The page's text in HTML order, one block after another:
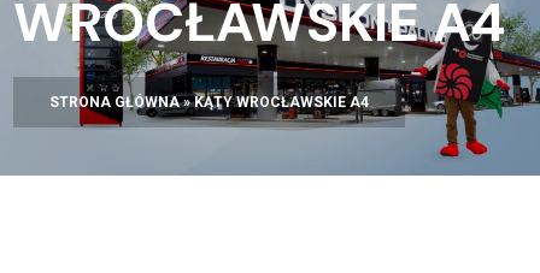
WROCŁAWSKIE A4
STRONA GŁÓWNA»KĄTY WROCŁAWSKIE A4